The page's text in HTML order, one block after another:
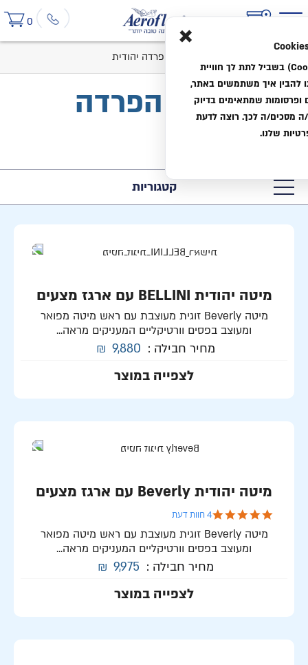
0
מיטות עם הפרדה יהודית
מיטות עם הפרדה
יהודית
קטגוריות
מיטה יהודית BELLINI עם ארגז מצעים
מיטה Beverly זוגית מעוצבת עם ראש מיטה מפואר
ומעוצב בפסים וורטיקליים המעניקים מראה...
מחיר חבילה : 9,880
₪
לצפייה במוצר
מיטה יהודית Beverly עם ארגז מצעים
5.0 star rating
4 חוות דעת
מיטה Beverly זוגית מעוצבת עם ראש מיטה מפואר
ומעוצב בפסים וורטיקליים המעניקים מראה...
מחיר חבילה : 9,975
₪
לצפייה במוצר
×
אנחנו משתמשים בעוגיות (Cookies) בשביל לתת לך חוויית
להבין איך משתמשים באתר,
ופרסומות שמתאימים בדיוק
מסכים/ה לכך. רוצה לדעת
שלנו.